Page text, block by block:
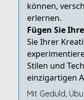
können,
erlernen.
Fügen Sie
Sie Ihrer
Stilen und
einzigartigen
Mit Geduld,